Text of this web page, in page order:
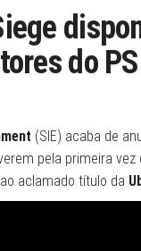
do
(SIE) acaba de
pela primeira vez
aclamado título da